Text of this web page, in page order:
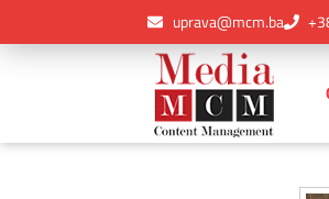
uprava@mcm.ba